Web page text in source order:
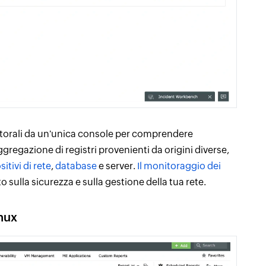
da un'unica console per comprendere
di registri provenienti da origini diverse,
di rete,databasee server. Il monitoraggio dei
sicurezza e sulla gestione della tua rete.